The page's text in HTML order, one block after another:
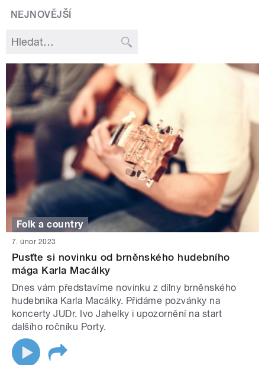
NEJNOVĚJŠÍ
Folk a country
7. únor 2023
Pusťte si novinku od brněnského hudebního
mága Karla Macálky
Dnes vám představíme novinku z dílny brněnského
hudebníka Karla Macálky. Přidáme pozvánky na
koncerty JUDr. Ivo Jahelky i upozornění na start
dalšího ročníku Porty.